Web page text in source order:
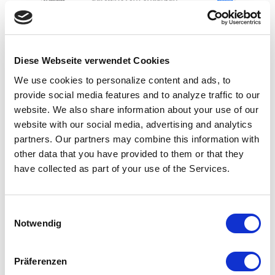
Diese Webseite verwendet Cookies
We use cookies to personalize content and ads, to
provide social media features and to analyze traffic to our
website. We also share information about your use of our
website with our social media, advertising and analytics
partners. Our partners may combine this information with
other data that you have provided to them or that they
have collected as part of your use of the Services.
Notwendig
Präferenzen
Informationen sollen den Nutzer finden und
nicht Nutzer die Informationen
Es gibt viele (automatische) Benachrichtigungen,
z. B. an die Personalabteilung, wenn ein
Arbeitsvertrag ausläuft, oder an die